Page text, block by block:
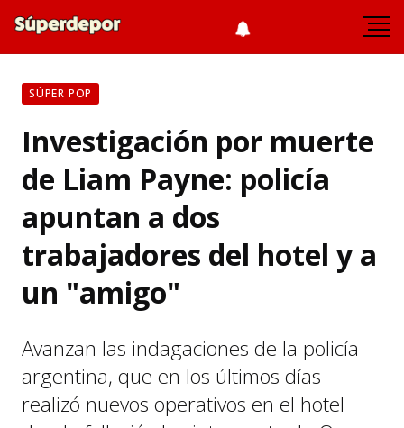
SÚPER POP
Investigación por muerte
de Liam Payne: policía
apuntan a dos
trabajadores del hotel y a
un "amigo"
Avanzan las indagaciones de la policía
argentina, que en los últimos días
realizó nuevos operativos en el hotel